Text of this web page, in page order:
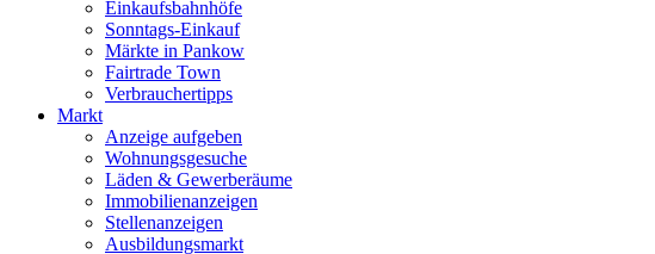
Einkaufsbahnhöfe
Sonntags-Einkauf
Märkte in Pankow
Fairtrade Town
Verbrauchertipps
Markt
Anzeige aufgeben
Wohnungsgesuche
Läden & Gewerberäume
Immobilienanzeigen
Stellenanzeigen
Ausbildungsmarkt